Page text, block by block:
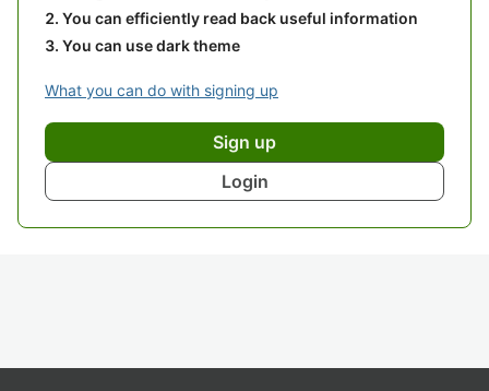
You can efficiently read back useful information
You can use dark theme
What you can do with signing up
Sign up
Login